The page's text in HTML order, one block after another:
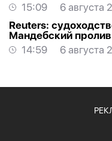
15:09
6 августа
Reuters:
Мандебский
14:59
6 августа